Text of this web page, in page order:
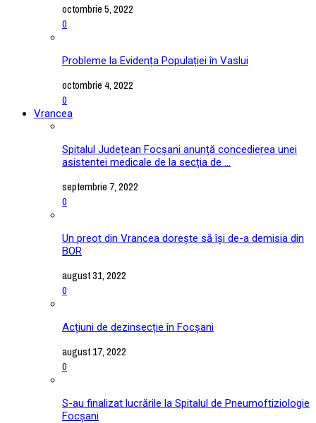
octombrie 5, 2022
0
Probleme la Evidența Populației în Vaslui
octombrie 4, 2022
0
Vrancea
Spitalul Județean Focșani anunță concedierea unei
asistentei medicale de la secția de ...
septembrie 7, 2022
0
Un preot din Vrancea dorește să își de-a demisia din
BOR
august 31, 2022
0
Acțiuni de dezinsecție în Focșani
august 17, 2022
0
S-au finalizat lucrările la Spitalul de Pneumoftiziologie
Focșani